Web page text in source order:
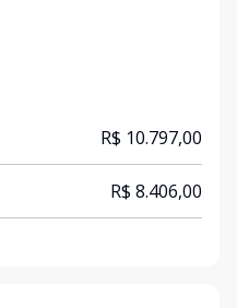
R$ 10.797,00
R$ 8.406,00